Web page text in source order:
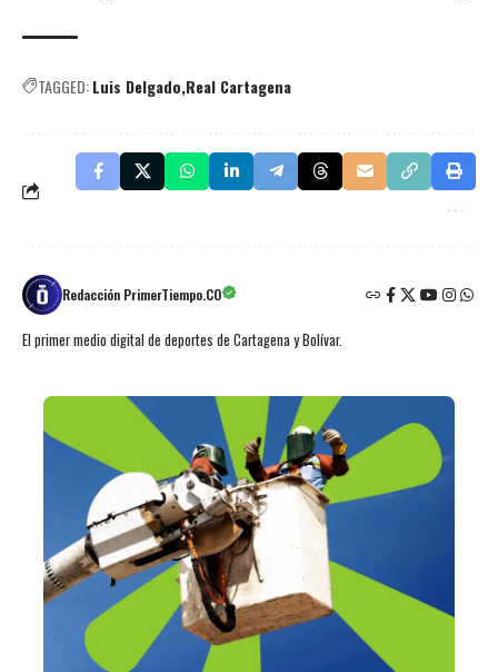
TAGGED:Luis Delgado Real Cartagena
Redacción PrimerTiempo.CO
El primer medio digital de deportes de Cartagena y Bolívar.